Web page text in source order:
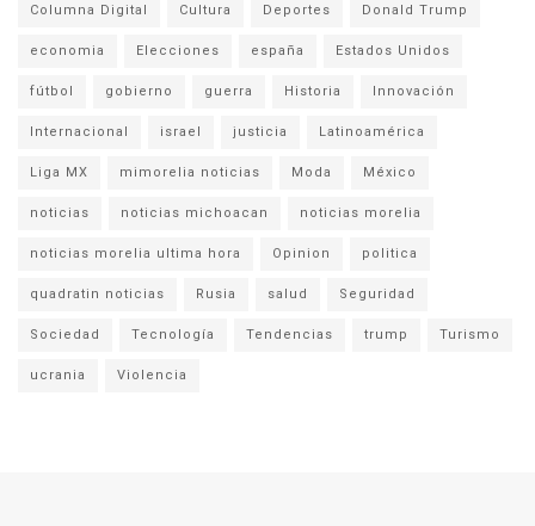
Columna Digital Cultura Deportes Donald Trump
economia Elecciones españa Estados Unidos
fútbol gobierno guerra Historia Innovación
Internacional israel justicia Latinoamérica
Liga MX mimorelia noticias Moda México
noticias noticias michoacan noticias morelia
noticias morelia ultima hora Opinion politica
quadratin noticias Rusia salud Seguridad
Sociedad Tecnología Tendencias trump Turismo
ucrania Violencia